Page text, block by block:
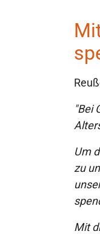
"Bei
Um
zu
Mit